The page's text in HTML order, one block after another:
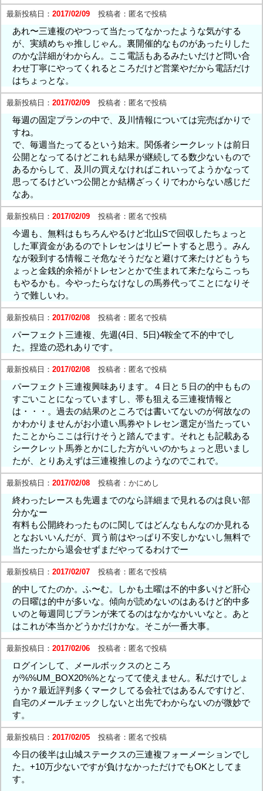
最新投稿日： 2017/02/09 投稿者： 匿名で投稿
あれ〜三連複のやつって当たってなかったような気がする
が、実績めちゃ推しじゃん。裏開催的なものがあったりした
のかな詳細がわからん。ここ電話もあるみたいだけど問い合
わせ丁寧にやってくれるところだけど営業やだから電話だけ
はちょっとな。
最新投稿日： 2017/02/09 投稿者： 匿名で投稿
毎週の固定プランの中で、及川情報については完売ばかりで
すね。
で、毎週当たってるという始末。関係者シークレットは前日
公開となってるけどこれも結果が継続してる数少ないもので
あるからして、及川の買えなければこれいってようかなって
思ってるけどいつ公開とか結構ざっくりでわからない感じだ
なあ。
最新投稿日： 2017/02/09 投稿者： 匿名で投稿
今週も、無料はもちろんやるけど北山Sで回収したちょっと
した軍資金があるのでトレセンはリピートすると思う。みん
なが殺到する情報こそ危なそうだなと避けて来たけどもうち
ょっと金銭的余裕がトレセンとかで生まれて来たならこっち
もやるかも。今やったらなけなしの馬券代ってことになりそ
うで難しいわ。
最新投稿日： 2017/02/08 投稿者： 匿名で投稿
パーフェクト三連複、先週(4日、5日)4鞍全て不的中でし
た。捏造の恐れありです。
最新投稿日： 2017/02/08 投稿者： 匿名で投稿
パーフェクト三連複興味あります。４日と５日の的中ももの
すごいことになっていますし、帯も狙える三連複情報と
は・・・。過去の結果のところでは書いてないのが何故なの
かわかりませんがお小遣い馬券やトレセン選定が当たってい
たことからここは行けそうと踏んでます。それとも記載ある
シークレット馬券とかにした方がいいのかちょっと思いまし
たが、とりあえずは三連複推しのようなのでこれで。
最新投稿日： 2017/02/08 投稿者： かにめし
終わったレースも先週までのなら詳細まで見れるのは良い部
分かなー
有料も公開終わったものに関してはどんなもんなのか見れる
となおいいんだが、買う前はやっぱり不安しかないし無料で
当たったから退会せずまだやってるわけでー
最新投稿日： 2017/02/07 投稿者： 匿名で投稿
的中してたのか。ふ〜む。しかも土曜は不的中多いけど肝心
の日曜は的中が多いな。傾向が読めないのはあるけど的中多
いのと毎週同じプランが来てるのはなかなかいいなと。あと
はこれが本当かどうかだけかな。そこが一番大事。
最新投稿日： 2017/02/06 投稿者： 匿名で投稿
ログインして、メールボックスのところ
が%%UM_BOX20%%となってて使えません。私だけでしょ
うか？最近評判多くマークしてる会社ではあるんですけど、
自宅のメールチェックしないと出先でわからないのが微妙で
す。
最新投稿日： 2017/02/05 投稿者： 匿名で投稿
今日の後半は山城ステークスの三連複フォーメーションでし
た。+10万少ないですが負けなかっただけでもOKとしてま
す。